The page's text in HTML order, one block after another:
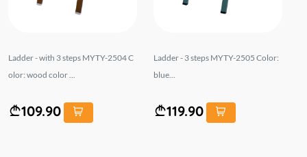
Ladder - with 3 steps MYTY-2504 C
olor: wood color ...
109.90
Ladder - 3 steps MYTY-2505 Color:
blue...
119.90